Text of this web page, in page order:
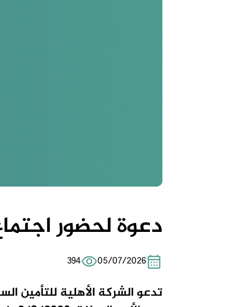
دعوة لحضور
05/07/2026
394
تدعو الشركة الأهلية للتأمين